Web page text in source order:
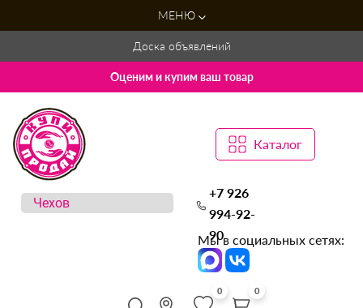
МЕНЮ
Доска объявлений
Оценим и купим ваш товар
Каталог
+7 926
994-92-
90
Мы в социальных сетях:
0 0